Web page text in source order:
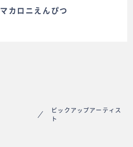
マカロニえんぴつ
ピックアップアーティス
ト